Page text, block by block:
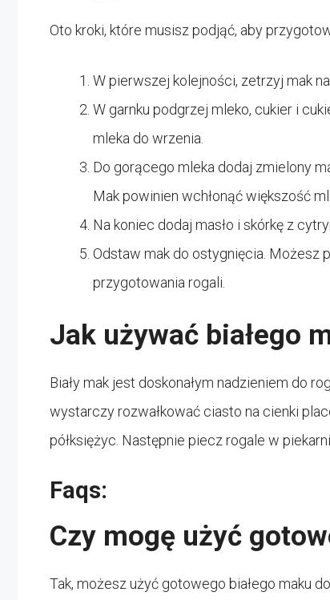
Oto kroki, które musisz podjąć, aby
W pierwszej kolejności, zetrzyj mak
W garnku podgrzej mleko, cukier i
mleka do wrzenia.
Do gorącego mleka dodaj zmielony
Mak powinien wchłonąć większość
Na koniec dodaj masło i skórkę z
Odstaw mak do ostygnięcia. Możesz
przygotowania rogali.
Jak używać białego
Biały mak jest doskonałym nadzieniem do
wystarczy rozwałkować ciasto na cienki
półksiężyc. Następnie piecz rogale w
Faqs:
Czy mogę użyć
Tak, możesz użyć gotowego białego maku